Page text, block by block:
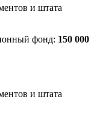
и штата
фонд: 150 000
и штата